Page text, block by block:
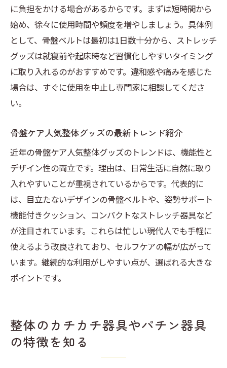
に負担をかける場合があるからです。まずは短時間から
始め、徐々に使用時間や頻度を増やしましょう。具体例
として、骨盤ベルトは最初は1日数十分から、ストレッチ
グッズは就寝前や起床時など習慣化しやすいタイミング
に取り入れるのがおすすめです。違和感や痛みを感じた
場合は、すぐに使用を中止し専門家に相談してくださ
い。
骨盤ケア人気整体グッズの最新トレンド紹介
近年の骨盤ケア人気整体グッズのトレンドは、機能性と
デザイン性の両立です。理由は、日常生活に自然に取り
入れやすいことが重視されているからです。代表的に
は、目立たないデザインの骨盤ベルトや、姿勢サポート
機能付きクッション、コンパクトなストレッチ器具など
が注目されています。これらは忙しい現代人でも手軽に
使えるよう改良されており、セルフケアの幅が広がって
います。継続的な利用がしやすい点が、選ばれる大きな
ポイントです。
整体のカチカチ器具やパチン器具
の特徴を知る